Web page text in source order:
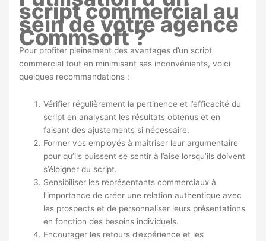
script commercial au
sein de votre agence
Commsoft ?
Pour profiter pleinement des avantages d’un script
commercial tout en minimisant ses inconvénients, voici
quelques recommandations :
Vérifier régulièrement la pertinence et l’efficacité du
script en analysant les résultats obtenus et en
faisant des ajustements si nécessaire.
Former vos employés à maîtriser leur argumentaire
pour qu’ils puissent se sentir à l’aise lorsqu’ils doivent
s’éloigner du script.
Sensibiliser les représentants commerciaux à
l’importance de créer une relation authentique avec
les prospects et de personnaliser leurs présentations
en fonction des besoins individuels.
Encourager les retours d’expérience et les